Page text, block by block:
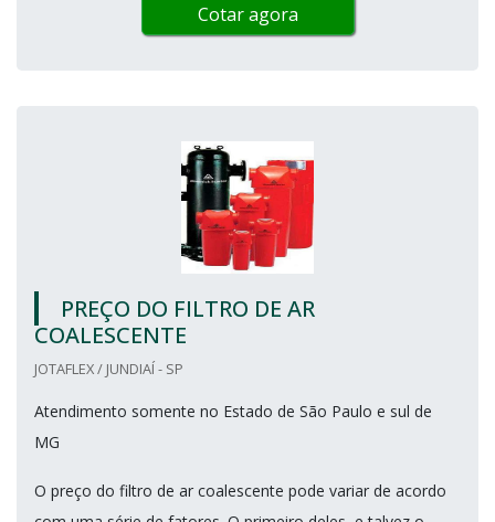
Cotar agora
PREÇO DO FILTRO DE AR
COALESCENTE
JOTAFLEX / JUNDIAÍ - SP
Atendimento somente no Estado de São Paulo e sul de
MG
O preço do filtro de ar coalescente pode variar de acordo